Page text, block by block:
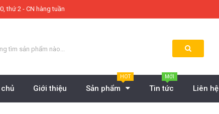
thứ 2 - CN hàng tuần
Giới thiệu Sản phẩm
HOT
Tin tức
MỚI
Liên hệ